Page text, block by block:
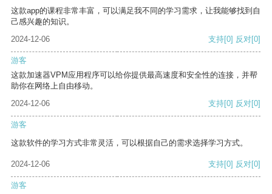
这款app的课程非常丰富，可以满足我不同的学习需求，让我能够找到自
己感兴趣的知识。
2024-12-06
支持[0] 反对[0]
游客
这款加速器VPM应用程序可以给你提供最高速度和安全性的连接，并帮
助你在网络上自由移动。
2024-12-06
支持[0] 反对[0]
游客
这款软件的学习方式非常灵活，可以根据自己的需求选择学习方式。
2024-12-06 支持[0] 反对[0]
游客